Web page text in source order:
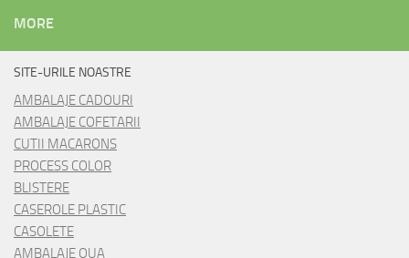
MORE
SITE-URILE NOASTRE
AMBALAJE CADOURI
AMBALAJE COFETARII
CUTII MACARONS
PROCESS COLOR
BLISTERE
CASEROLE PLASTIC
CASOLETE
AMBALAJE OUA